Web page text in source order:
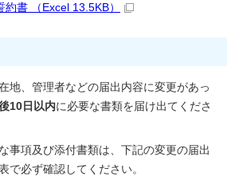
書 （Excel 13.5KB）
地、管理者などの届出内容に変更があっ
10日以内に必要な書類を届け出てくださ
事項及び添付書類は、下記の変更の届出
で必ず確認してください。